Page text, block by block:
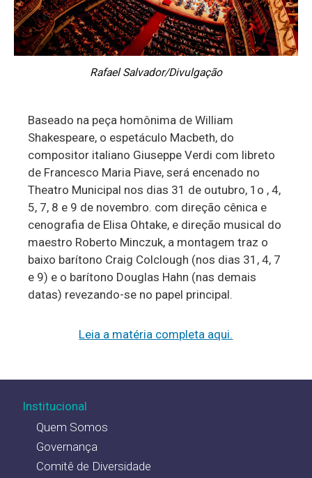
Rafael Salvador/Divulgação
Baseado na peça homônima de William
Shakespeare, o espetáculo Macbeth, do
compositor italiano Giuseppe Verdi com libreto
de Francesco Maria Piave, será encenado no
Theatro Municipal nos dias 31 de outubro, 1o , 4,
5, 7, 8 e 9 de novembro. com direção cênica e
cenografia de Elisa Ohtake, e direção musical do
maestro Roberto Minczuk, a montagem traz o
baixo barítono Craig Colclough (nos dias 31, 4, 7
e 9) e o barítono Douglas Hahn (nas demais
datas) revezando-se no papel principal.
Leia a matéria completa aqui.
Institucional
Quem Somos
Governança
Comitê de Diversidade